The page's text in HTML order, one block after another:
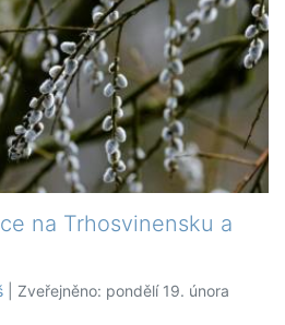
na Trhosvinensku a
| Zveřejněno: pondělí 19. února